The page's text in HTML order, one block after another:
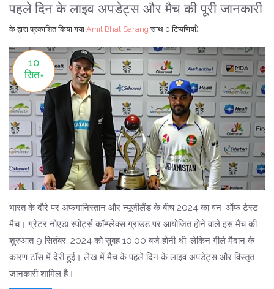
पहले दिन के लाइव अपडेट्स और मैच की पूरी जानकारी
के द्वारा प्रकाशित किया गया Amit Bhat Sarang साथ 0 टिप्पणियाँ)
10
सित॰
भारत के दौरे पर अफगानिस्तान और न्यूजीलैंड के बीच 2024 का वन-ऑफ टेस्ट
मैच। ग्रेटर नोएडा स्पोर्ट्स कॉम्प्लेक्स ग्राउंड पर आयोजित होने वाले इस मैच की
शुरुआत 9 सितंबर, 2024 को सुबह 10:00 बजे होनी थी, लेकिन गीले मैदान के
कारण टॉस में देरी हुई। लेख में मैच के पहले दिन के लाइव अपडेट्स और विस्तृत
जानकारी शामिल है।